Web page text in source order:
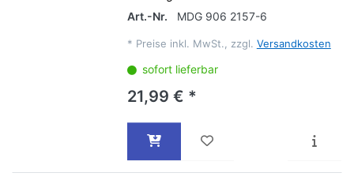
Art.-Nr.
MDG 906 2157-6
* Preise inkl. MwSt., zzgl. Versandkosten
sofort lieferbar
21,99 € *